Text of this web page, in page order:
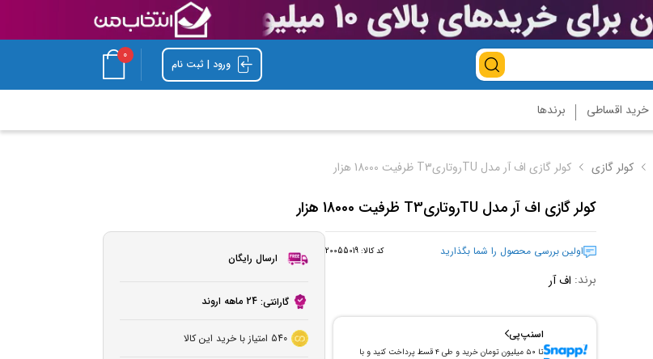
ورود | ثبت نام
0
خرید اقساطی برندها
کولر گازی کولر گازی اف آر مدل TUروتاریT3 ظرفیت 18000 هزار
کولر گازی اف آر مدل TUروتاریT3 ظرفیت 18000 هزار
اولین بررسی محصول را شما بگذارید کد کالا: 20055019
برند: اف آر
اسنپ‌پی
تا ۵۰ میلیون تومان خرید و طی ۴ قسط پرداخت کنید و با
ارسال رایگان
گارانتی: 24 ماهه اروند
540 امتیاز با خرید این کالا